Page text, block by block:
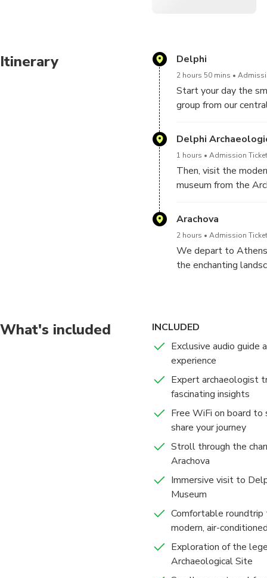
Itinerary Delphi
2 hours 50 mins
Start your day the
group from our
terraced rocks, the
wisdom of ancient
the humans.
lucky, who knows
Athens Foresight,
Delphi
1 hours Admission
Then, visit the
museum from the
gastronomy. So
Arachova
2 hours Admission
We depart to
the enchanting
Station.
Join us and feel like
What's included
INCLUDED
Exclusive audio guide
experience
Expert archaeologist
fascinating insights
Free WiFi on board to
share your journey
Stroll through the
Arachova
Immersive visit to
Museum
Comfortable roundtrip
modern, air-
Exploration of the
Archaeological Site